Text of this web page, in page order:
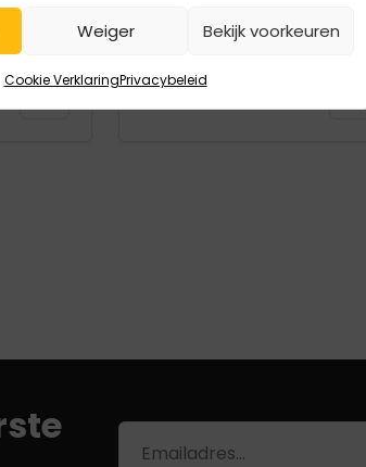
Weiger Bekijk voorkeuren
Cookie VerklaringPrivacybeleid
P Clinic Trolley Lion
In winkelmand
E-
mailadres